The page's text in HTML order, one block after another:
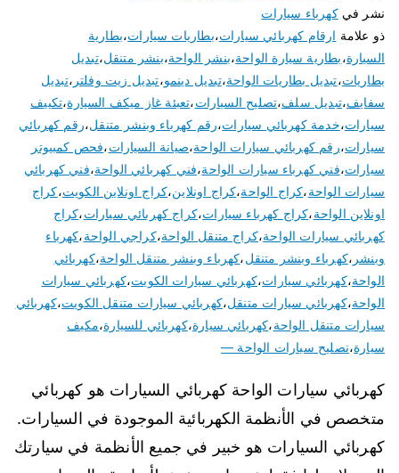
نشر فيكهرباء سيارات
ذو علامة ارقام كهربائي سيارات،بطاريات سيارات،بطارية
السيارة،بطارية سيارة الواحة،بنشر الواحة،بنشر متنقل،تبديل
بطاريات،تبديل بطاريات الواحة،تبديل دينمو،تبديل زيت وفلتر ،تبديل
سفايف،تبديل سلف،تصليح السيارات،تعبئة غاز ميكف السيارة،تكييف
سيارات،خدمة كهربائي سيارات،رقم كهرباء وبنشر متنقل،رقم كهربائي
سيارات،رقم كهربائي سيارات الواحة،صيانة السيارات،فحص كمبيوتر
سيارات،فني كهرباء سيارات الواحة،فني كهربائي الواحة،فني كهربائي
سيارات الواحة،كراج الواحة،كراج اونلاين،كراج اونلاين الكويت،كراج
اونلاين الواحة،كراج كهرباء سيارات،كراج كهربائي سيارات،كراج
كهربائي سيارات الواحة،كراج متنقل الواحة،كراجي الواحة،كهرباء
وبنشر ،كهرباء وبنشر متنقل،كهرباء وبنشر متنقل الواحة،كهربائي
الواحة،كهربائي سيارات،كهربائي سيارات الكويت،كهربائي سيارات
الواحة،كهربائي سيارات متنقل،كهربائي سيارات متنقل الكويت،كهربائي
سيارات متنقل الواحة،كهربائي سيارة،كهربائي للسيارة،مكيف
سيارة،نصليح سيارات الواحة —
كهربائي سيارات الواحة كهربائي السيارات هو كهربائي
متخصص في الأنظمة الكهربائية الموجودة في السيارات.
كهربائي السيارات هو خبير في جميع الأنظمة في سيارتك